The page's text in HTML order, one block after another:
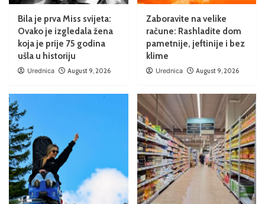
Bila je prva Miss svijeta:
Ovako je izgledala žena
koja je prije 75 godina
ušla u historiju
Urednica August 9, 2026
Zaboravite na velike
račune: Rashladite dom
pametnije, jeftinije i bez
klime
Urednica August 9, 2026